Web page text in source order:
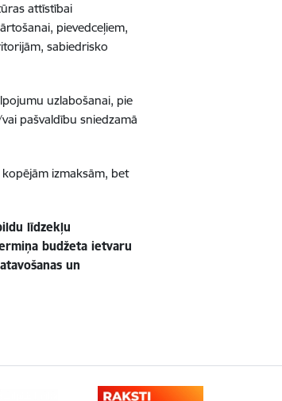
attīstībai
pievedceļiem,
sabiedrisko
uzlabošanai, pie
pašvaldību sniedzamā
izmaksām, bet
līdzekļu
budžeta ietvaru
un